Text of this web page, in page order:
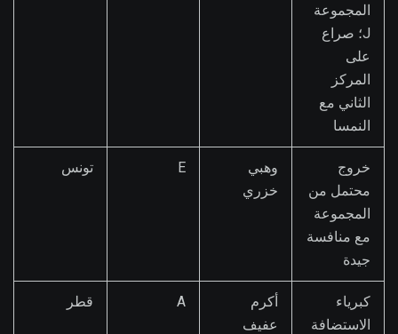
المجموعة
J؛ صراع
على
المركز
الثاني مع
النمسا
خروج
محتمل من
المجموعة
مع منافسة
جيدة
وهبي
خزري
E تونس
كبرياء
الاستضافة
أكرم
عفيف
A قطر